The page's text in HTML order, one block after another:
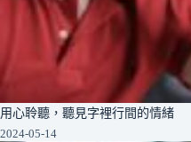
用心聆聽，聽見字裡行間的情緒
2024-05-14